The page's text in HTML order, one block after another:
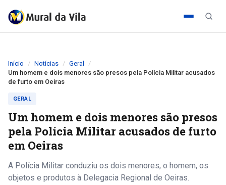
Início Notícias
Geral
Um homem e dois menores são presos pela Polícia Militar acusados
de furto em Oeiras
GERAL
Um homem e dois menores são presos
pela Polícia Militar acusados de furto
em Oeiras
A Polícia Militar conduziu os dois menores, o homem, os
objetos e produtos à Delegacia Regional de Oeiras.